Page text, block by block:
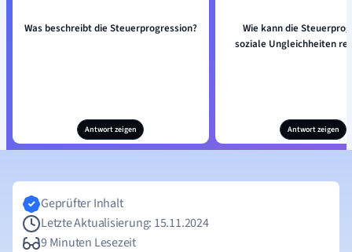
Was beschreibt die Steuerprogression?
Antwort zeigen
Wie kann die
soziale Ungleichheiten
Antwort zeigen
Geprüfter Inhalt
Letzte Aktualisierung: 15.11.2024
9 Minuten Lesezeit